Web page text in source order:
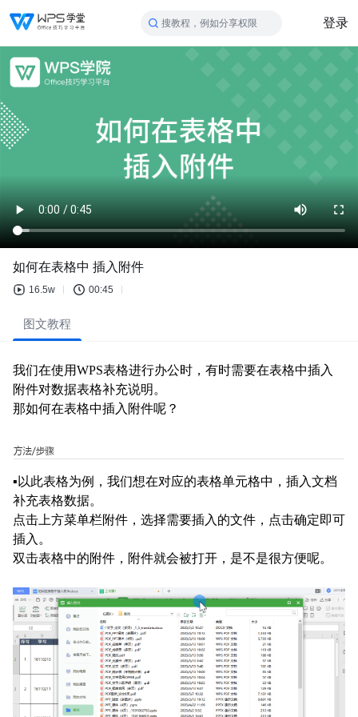
搜教程，例如分享权限 登录
如何在表格中 插入附件
16.5w 00:45
图文教程
我们在使用WPS表格进行办公时，有时需要在表格中插入
附件对数据表格补充说明。
那如何在表格中插入附件呢？
▪以此表格为例，我们想在对应的表格单元格中，插入文档
补充表格数据。
点击上方菜单栏附件，选择需要插入的文件，点击确定即可
插入。
双击表格中的附件，附件就会被打开，是不是很方便呢。